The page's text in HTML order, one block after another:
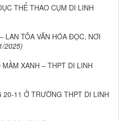
THỂ THAO CỤM DI LINH
LAN TỎA VĂN HÓA ĐỌC, NƠI
2025)
XANH – THPT DI LINH
11 Ở TRƯỜNG THPT DI LINH